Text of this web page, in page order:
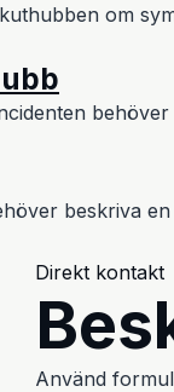
om
beskriva
Direkt kontakt
Använd